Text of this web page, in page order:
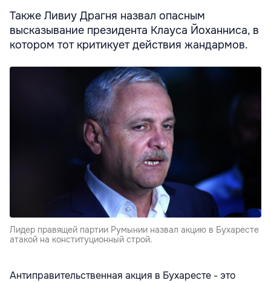
Также Ливиу Драгня назвал опасным
высказывание президента Клауса Йоханниса, в
котором тот критикует действия жандармов.
Лидер правящей партии Румынии назвал акцию в Бухаресте
атакой на конституционный строй.
Антиправительственная акция в Бухаресте - это